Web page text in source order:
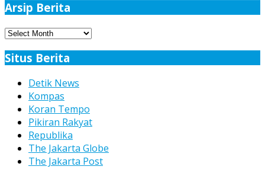
Arsip Berita
Arsip
Situs Berita
Detik News
Kompas
Koran Tempo
Pikiran Rakyat
Republika
The Jakarta Globe
The Jakarta Post